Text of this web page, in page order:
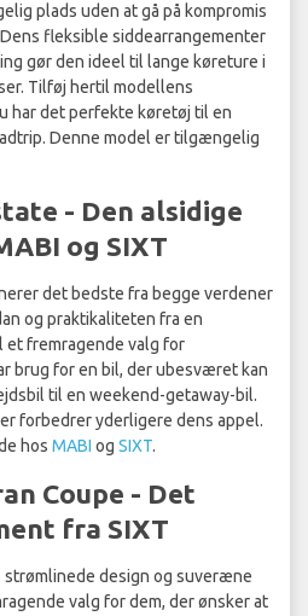
plads uden at gå på kompromis
fleksible siddearrangementer
gør den ideel til lange køreture i
Tilføj hertil modellens
har det perfekte køretøj til en
Denne model er tilgængelig
- Den alsidige
og SIXT
det bedste fra begge verdener
og praktikaliteten fra en
et fremragende valg for
brug for en bil, der ubesværet kan
til en weekend-getaway-bil.
forbedrer yderligere dens appel.
hos MABI og SIXT.
Coupe - Det
fra SIXT
strømlinede design og suveræne
valg for dem, der ønsker at